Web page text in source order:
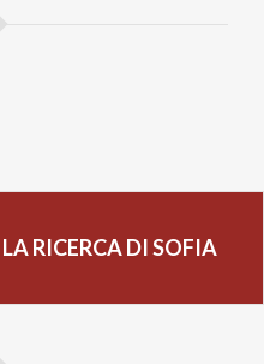
LA RICERCA DI SOFIA